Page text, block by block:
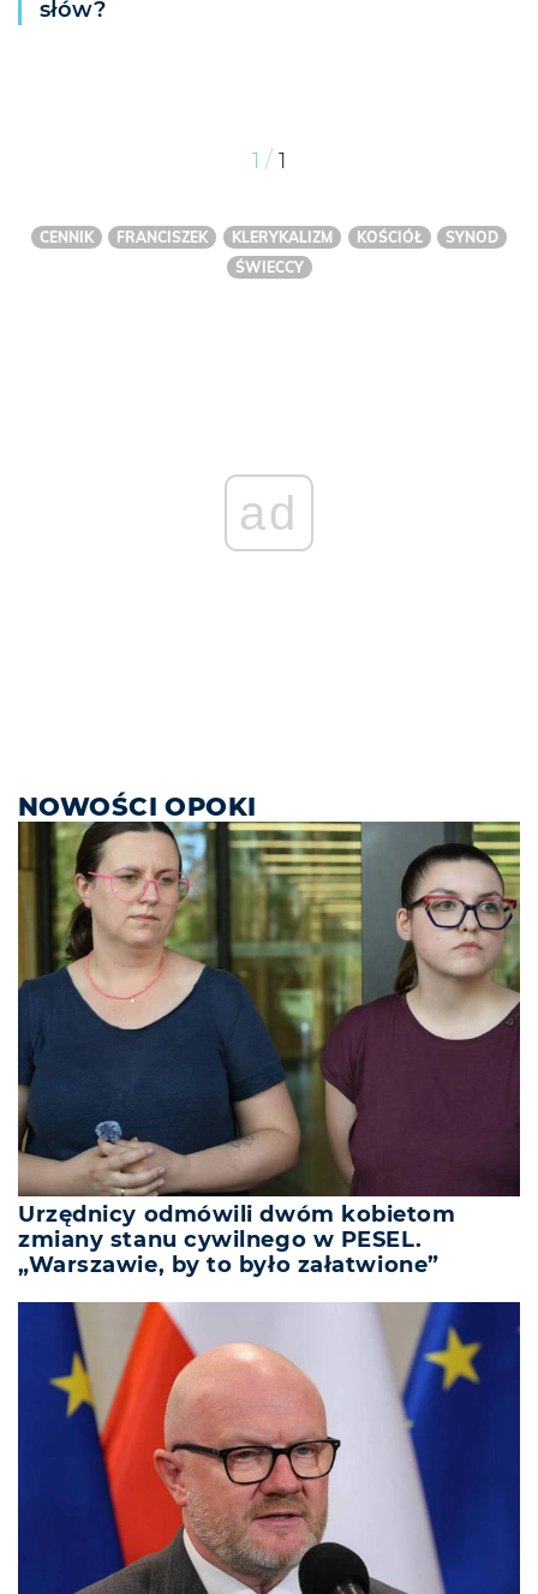
słów?
1 / 1
CENNIK FRANCISZEK KLERYKALIZM KOŚCIÓŁ
SYNOD
ŚWIECCY
ad
NOWOŚCI OPOKI
Urzędnicy odmówili dwóm kobietom
zmiany stanu cywilnego w PESEL.
„Warszawie, by to było załatwione”